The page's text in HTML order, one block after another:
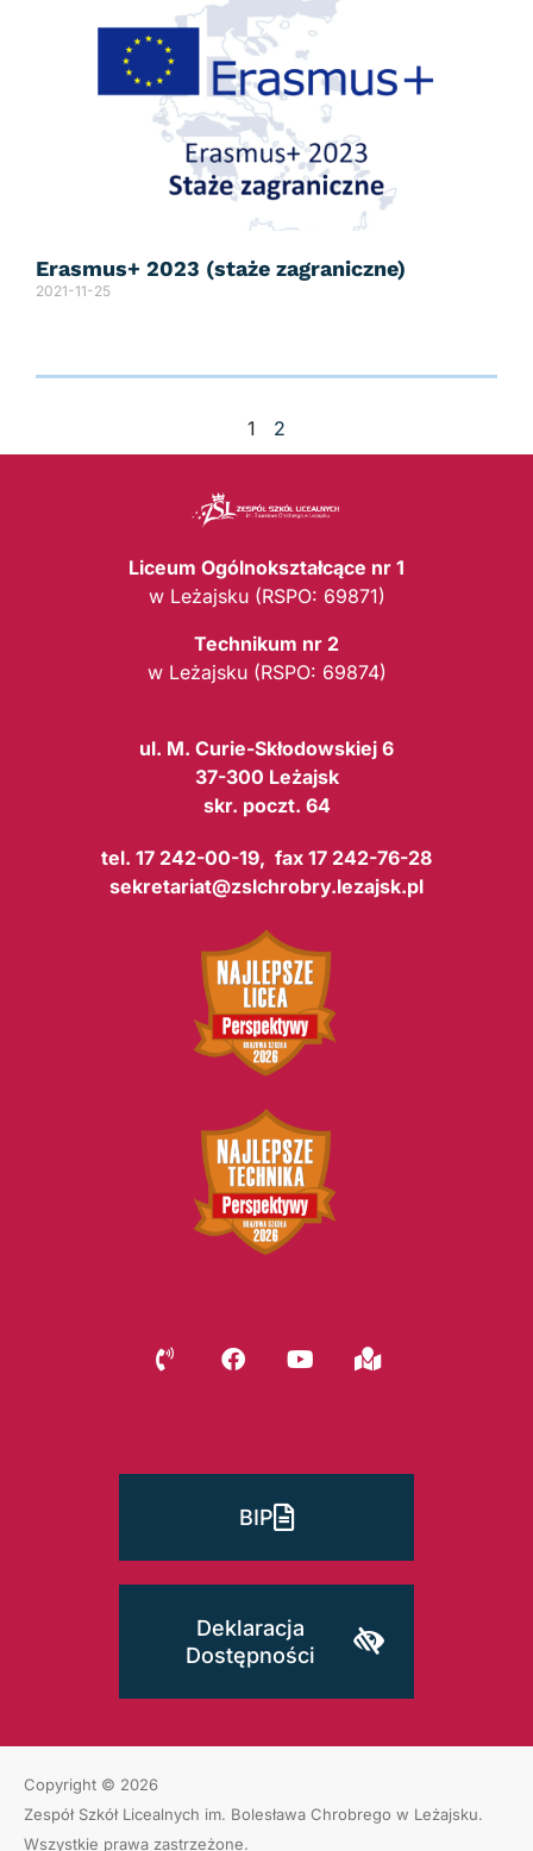
Erasmus+ 2023 (staże zagraniczne)
2021-11-25
1 2
Liceum Ogólnokształcące nr 1
w Leżajsku (RSPO: 69871)
Technikum nr 2
w Leżajsku (RSPO: 69874)
ul. M. Curie-Skłodowskiej 6
37-300 Leżajsk
skr. poczt. 64
tel. 17 242-00-19, fax 17 242-76-28
sekretariat@zslchrobry.lezajsk.pl
BIP
Deklaracja
Dostępności
Copyright © 2026
Zespół Szkół Licealnych im. Bolesława Chrobrego w Leżajsku.
Wszystkie prawa zastrzeżone.